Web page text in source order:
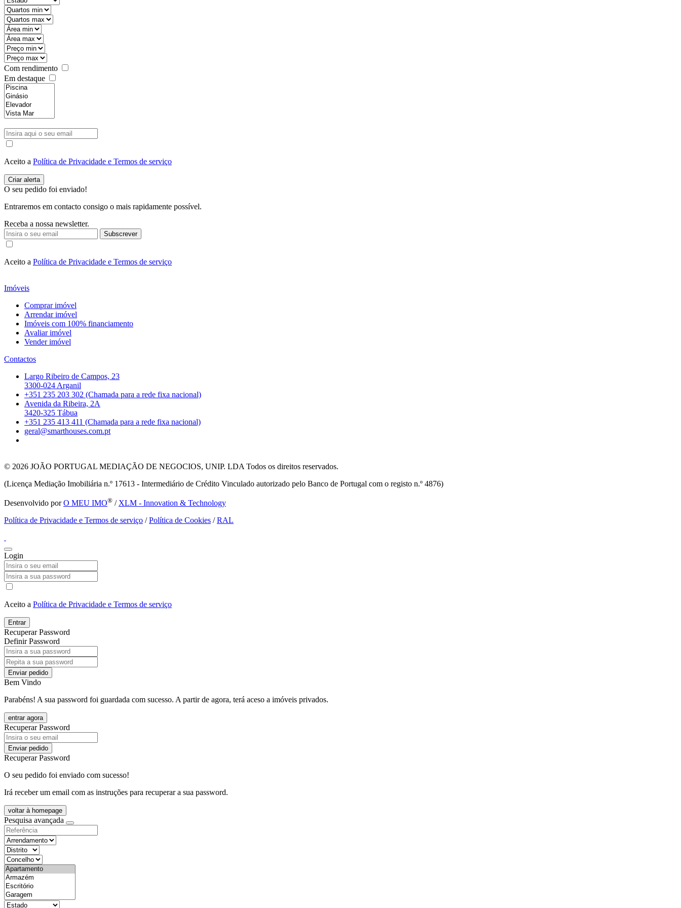
Com rendimento
Em destaque
Aceito a Política de Privacidade e Termos de serviço
O seu pedido foi enviado!
Entraremos em contacto consigo o mais rapidamente possível.
Receba a nossa newsletter.
Subscrever
Aceito a Política de Privacidade e Termos de serviço
Imóveis
Comprar imóvel
Arrendar imóvel
Imóveis com 100% financiamento
Avaliar imóvel
Vender imóvel
Contactos
Largo Ribeiro de Campos, 23
3300-024 Arganil
+351 235 203 302 (Chamada para a rede fixa nacional)
Avenida da Ribeira, 2A
3420-325 Tábua
+351 235 413 411 (Chamada para a rede fixa nacional)
geral@smarthouses.com.pt
© 2026 JOÃO PORTUGAL MEDIAÇÃO DE NEGOCIOS, UNIP. LDA Todos os direitos reservados.
(Licença Mediação Imobiliária n.º 17613 - Intermediário de Crédito Vinculado autorizado pelo Banco de Portugal com o registo n.º 4876)
Desenvolvido porO MEU IMO® / XLM - Innovation & Technology
Política de Privacidade e Termos de serviço /Política de Cookies /RAL
Login
Aceito a Política de Privacidade e Termos de serviço
Entrar
Recuperar Password
Definir Password
Enviar pedido
Bem Vindo
Parabéns! A sua password foi guardada com sucesso. A partir de agora, terá aceso a imóveis privados.
entrar agora
Recuperar Password
Enviar pedido
Recuperar Password
O seu pedido foi enviado com sucesso!
Irá receber um email com as instruções para recuperar a sua password.
voltar à homepage
Pesquisa avançada